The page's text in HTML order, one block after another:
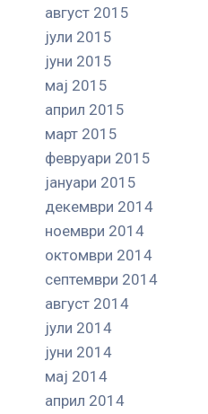
август 2015
јули 2015
јуни 2015
мај 2015
април 2015
март 2015
февруари 2015
јануари 2015
декември 2014
ноември 2014
октомври 2014
септември 2014
август 2014
јули 2014
јуни 2014
мај 2014
април 2014